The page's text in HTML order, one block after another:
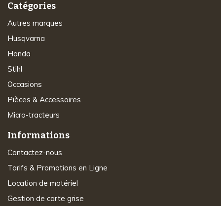
Catégories
Autres marques
Husqvarna
Honda
Stihl
Occasions
Pièces & Accessoires
Micro-tracteurs
Informations
Contactez-nous
Tarifs & Promotions en Ligne
Location de matériel
Gestion de carte grise